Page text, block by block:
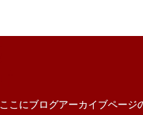
ここにブログアーカイブページ